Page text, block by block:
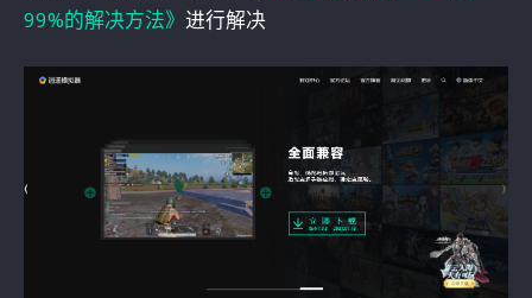
99%的解决方法》进行解决